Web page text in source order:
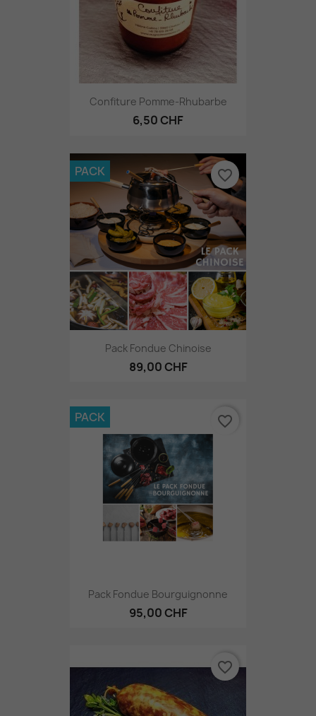
Confiture Pomme-Rhubarbe
6,50 CHF
Pack Fondue Chinoise
89,00 CHF
PACK favorite_border
Pack Fondue Bourguignonne
95,00 CHF
PACK favorite_border
favorite_border